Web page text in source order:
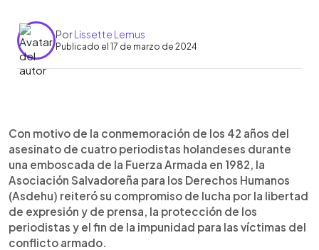
PorLissette Lemus
Publicado el 17 de marzo de 2024
Escuchar artículo
Con motivo de la conmemoración de los 42 años del
asesinato de cuatro periodistas holandeses durante
una emboscada de la Fuerza Armada en 1982, la
Asociación Salvadoreña para los Derechos Humanos
(Asdehu) reiteró su compromiso de lucha por la libertad
de expresión y de prensa, la protección de los
periodistas y el fin de la impunidad para las víctimas del
conflicto armado.